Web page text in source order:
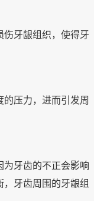
牙龈组织，使得牙
压力，进而引发周
牙齿的不正会影响
，牙齿周围的牙龈组